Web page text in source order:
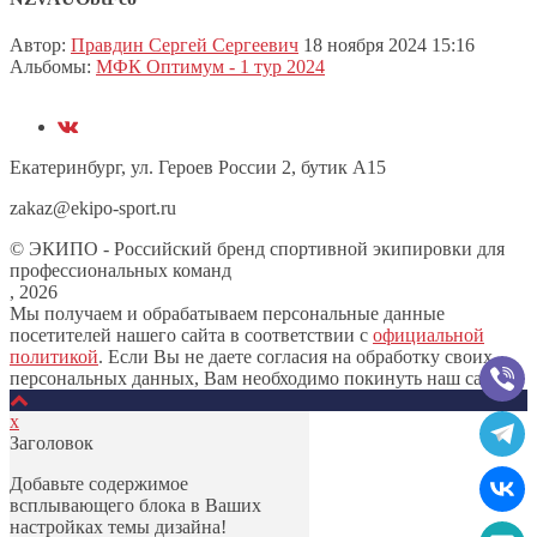
Автор: Правдин Сергей Сергеевич 18 ноября 2024 15:16
Альбомы: МФК Оптимум - 1 тур 2024
Екатеринбург, ул. Героев России 2, бутик А15
zakaz@ekipo-sport.ru
© ЭКИПО - Российский бренд спортивной экипировки для
профессиональных команд
, 2026
Мы получаем и обрабатываем персональные данные
посетителей нашего сайта в соответствии с официальной
политикой. Если Вы не даете согласия на обработку своих
персональных данных, Вам необходимо покинуть наш сайт.
х
Заголовок
Добавьте содержимое
всплывающего блока в Ваших
настройках темы дизайна!